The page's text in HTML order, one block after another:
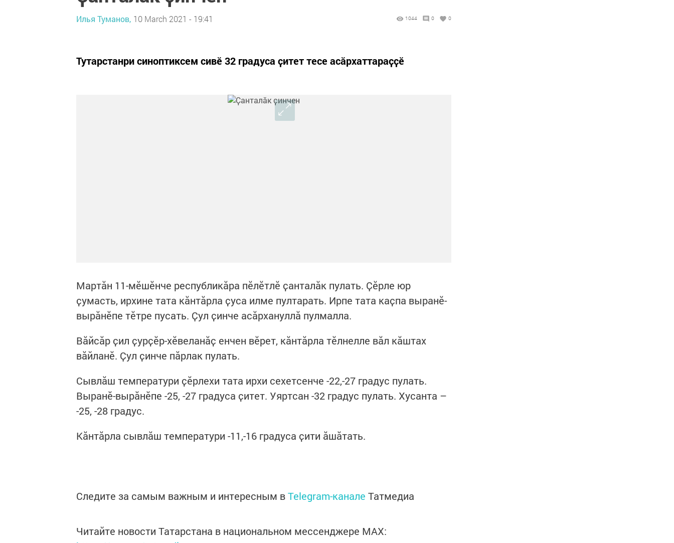
Илья Туманов, 10 March 2021 - 19:41 1044 0 0
Тутарстанри синоптиксем сивӗ 32 градуса ҫитет тесе асӑрхаттараҫҫӗ
Мартӑн 11-мӗшӗнче республикӑра пӗлӗтлӗ ҫанталӑк пулать. Ҫӗрле юр
ҫумасть, ирхине тата кӑнтӑрла ҫуса илме пултарать. Ирпе тата каҫпа выранӗ-
вырӑнӗпе тӗтре пусать. Ҫул ҫинче асӑрхануллӑ пулмалла.
Вӑйсӑр ҫил ҫурҫӗр-хӗвеланӑҫ енчен вӗрет, кӑнтӑрла тӗлнелле вӑл кӑштах
вӑйланӗ. Ҫул ҫинче пӑрлак пулать.
Сывлӑш температури ҫӗрлехи тата ирхи сехетсенче -22,-27 градус пулать.
Выранӗ-вырӑнӗпе -25, -27 градуса ҫитет. Уяртсан -32 градус пулать. Хусанта –
-25, -28 градус.
Кӑнтӑрла сывлӑш температури -11,-16 градуса ҫити ӑшӑтать.
Следите за самым важным и интересным вTelegram-канале Татмедиа
Читайте новости Татарстана в национальном мессенджере MАХ: